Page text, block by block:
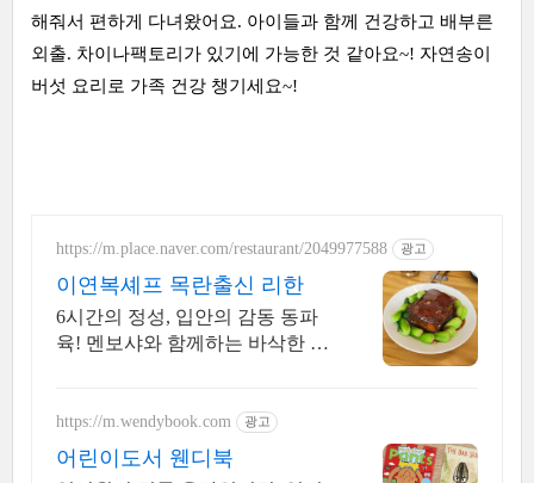
해줘서 편하게 다녀왔어요. 아이들과 함께 건강하고 배부른
외출. 차이나팩토리가 있기에 가능한 것 같아요~! 자연송이
버섯 요리로 가족 건강 챙기세요~!
https://m.place.naver.com/restaurant/2049977588 광고
이연복셰프 목란출신 리한
6시간의 정성, 입안의 감동 동파
육! 멘보샤와 함께하는 바삭한 행
https://m.wendybook.com 광고
어린이도서 웬디북